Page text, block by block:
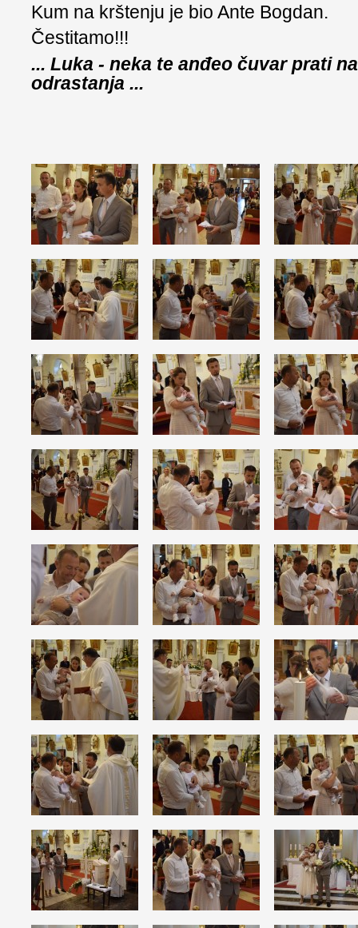
Kum na krštenju je bio Ante Bogdan.
Čestitamo!!!
... Luka - neka te anđeo čuvar prati
odrastanja ...